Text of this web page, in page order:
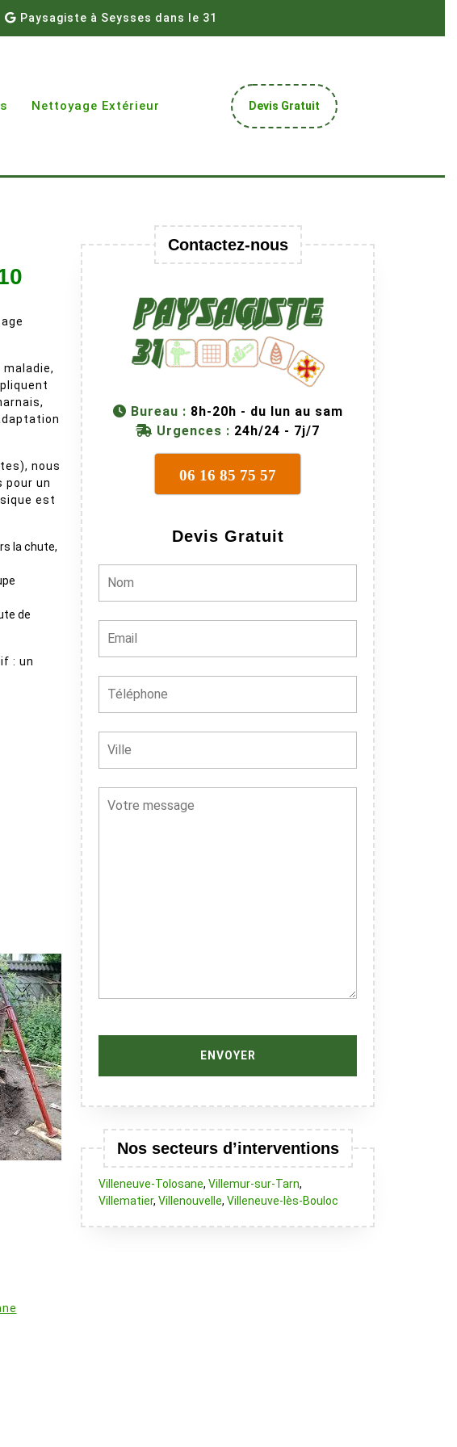
Paysagiste à Seysses dans le 31
Nettoyage Extérieur Devis Gratuit Get
A
nous
pour un
est
la chute,
de
: un
Contactez-nous
Bureau : 8h-20h - du lun au sam
Urgences : 24h/24 - 7j/7
06 16 85 75 57
Devis Gratuit
Nos secteurs d’interventions
Villeneuve-Tolosane, Villemur-sur-Tarn,
Villematier, Villenouvelle, Villeneuve-lès-Bouloc